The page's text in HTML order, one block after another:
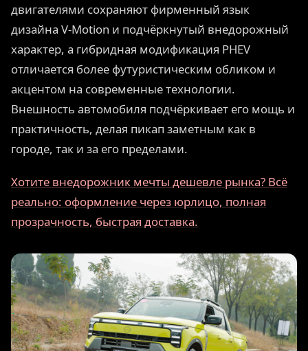
двигателями сохраняют фирменный язык
дизайна V-Motion и подчёркнутый внедорожный
характер, а гибридная модификация PHEV
отличается более футуристическим обликом и
акцентом на современные технологии.
Внешность автомобиля подчёркивает его мощь и
практичность, делая пикап заметным как в
городе, так и за его пределами.
Хотите внедорожник мечты дешевле рынка? Всё
реально: оформление через юрлицо, полная
прозрачность, быстрая доставка.